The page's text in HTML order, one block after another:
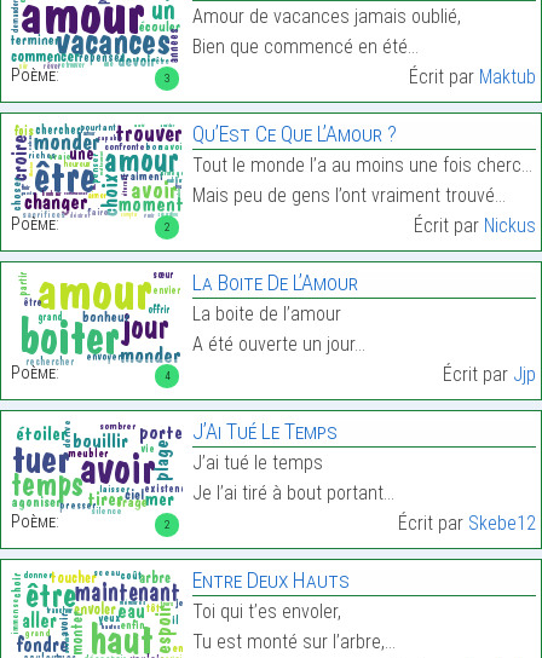
3
Poème:
Amour de vacances jamais oublié,
Bien que commencé en été…
Écrit par Maktub
2
Poème:
Qu’Est Ce Que L’Amour ?
Tout le monde l’a au moins une fois cherché
Mais peu de gens l’ont vraiment trouvé…
Écrit par Nickus
4
Poème:
La Boite De L’Amour
La boite de l’amour
A été ouverte un jour…
Écrit par Jjp
2
Poème:
J’Ai Tué Le Temps
J’ai tué le temps
Je l’ai tiré à bout portant…
Écrit par Skebe12
Entre Deux Hauts
Toi qui t’es envoler,
Tu est monté sur l’arbre,…